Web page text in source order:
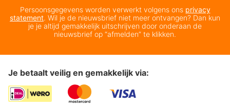
Persoonsgegevens worden verwerkt volgens ons privacy
statement. Wil je de nieuwsbrief niet meer ontvangen? Dan kun
je je altijd gemakkelijk uitschrijven door onderaan de
nieuwsbrief op “afmelden” te klikken.
Je betaalt veilig en gemakkelijk via: